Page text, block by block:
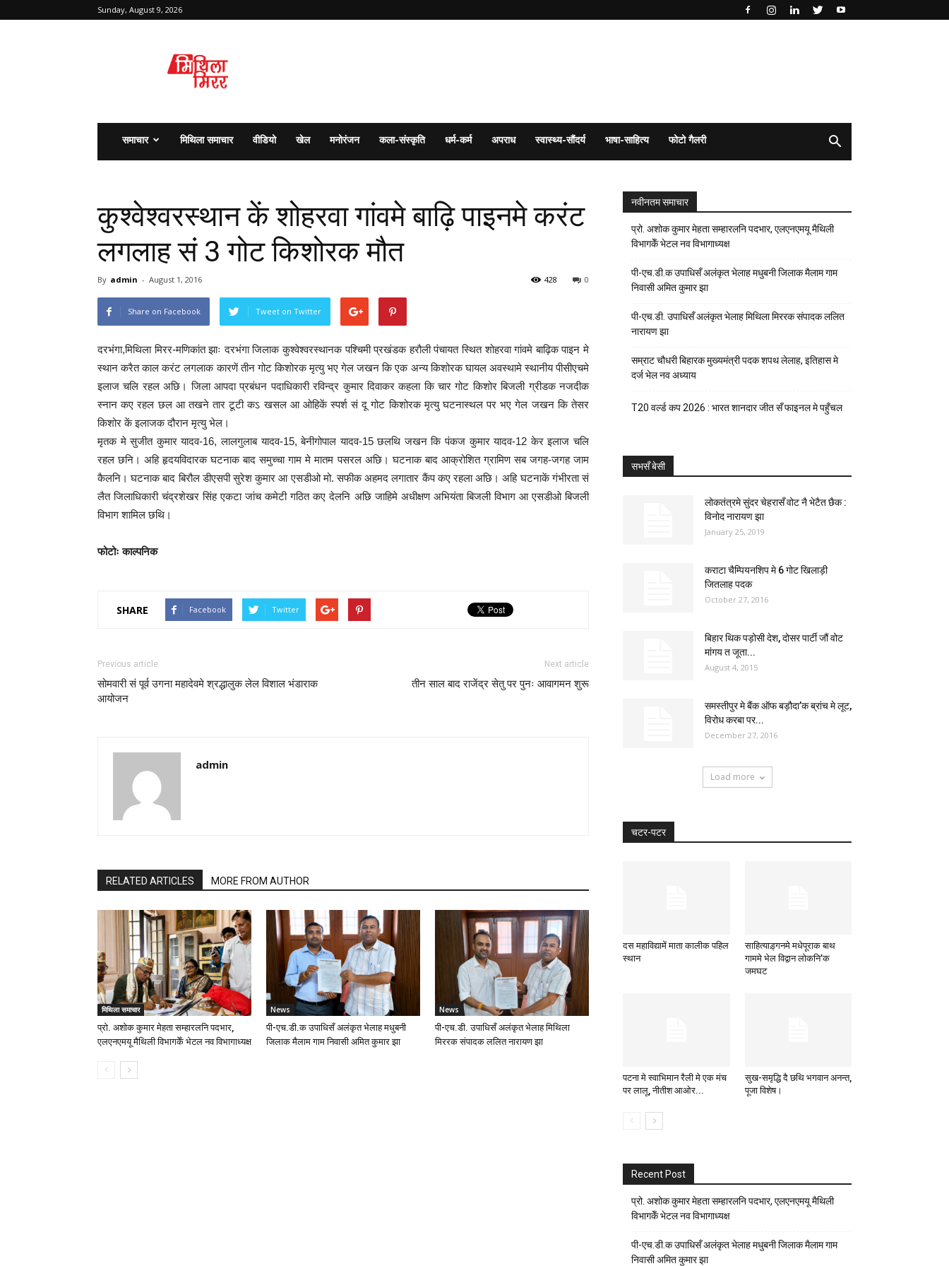
Sunday, August 9, 2026
समाचार मिथिला समाचार वीडियो खेल मनोरंजन कला-संस्कृति धर्म-कर्म अपराध स्वास्थ्य-सौंदर्य भाषा-साहित्य फोटो गैलरी
कुश्वेश्वरस्थान कें शोहरवा गांवमे बाढ़ि पाइनमे करंट
लगलाह सं 3 गोट किशोरक मौत
By admin - August 1, 2016 0
428
Share on Facebook Tweet on Twitter
दरभंगा,मिथिला मिरर-मणिकांत झाः दरभंगा जिलाक कुश्वेश्वरस्थानक पश्चिमी प्रखंडक हरौली पंचायत स्थित शोहरवा गांवमे बाढ़िक पाइन मे
स्थान करैत काल करंट लगलाक कारणें तीन गोट किशोरक मृत्यु भए गेल जखन कि एक अन्य किशोरक घायल अवस्थामे स्थानीय पीसीएचमे
इलाज चलि रहल अछि। जिला आपदा प्रबंधन पदाधिकारी रविन्द्र कुमार दिवाकर कहला कि चार गोट किशोर बिजली ग्रीडक नजदीक
स्नान कए रहल छल आ तखने तार टूटी कऽ खसल आ ओहिकें स्पर्श सं दू गोट किशोरक मृत्यु घटनास्थल पर भए गेल जखन कि तेसर
किशोर कें इलाजक दौरान मृत्यु भेल।
मृतक मे सुजीत कुमार यादव-16, लालगुलाब यादव-15, बेनीगोपाल यादव-15 छलथि जखन कि पंकज कुमार यादव-12 केर इलाज चलि
रहल छनि। अहि हृदयविदारक घटनाक बाद समुच्चा गाम मे मातम पसरल अछि। घटनाक बाद आक्रोशित ग्रामिण सब जगह-जगह जाम
कैलनि। घटनाक बाद बिरौल डीएसपी सुरेश कुमार आ एसडीओ मो. सफीक अहमद लगातार कैंप कए रहला अछि। अहि घटनाकें गंभीरता सं
लैत जिलाधिकारी चंद्रशेखर सिंह एकटा जांच कमेटी गठित कए देलनि अछि जाहिमे अधीक्षण अभियंता बिजली विभाग आ एसडीओ बिजली
विभाग शामिल छथि।
फोटोः काल्पनिक
SHARE Facebook Twitter
Previous article
सोमवारी सं पूर्व उगना महादेवमे श्रद्धालुक लेल विशाल भंडाराक
आयोजन
Next article
तीन साल बाद राजेंद्र सेतु पर पुनः आवागमन शुरू
admin
RELATED ARTICLES MORE FROM AUTHOR
मिथिला समाचार
प्रो. अशोक कुमार मेहता सम्हारलनि पदभार,
एलएनएमयू मैथिली विभागकेँ भेटल नव विभागाध्यक्ष
News
पी-एच.डी.क उपाधिसँ अलंकृत भेलाह मधुबनी
जिलाक मैलाम गाम निवासी अमित कुमार झा
News
पी-एच.डी. उपाधिसँ अलंकृत भेलाह मिथिला
मिररक संपादक ललित नारायण झा
नवीनतम समाचार
प्रो. अशोक कुमार मेहता सम्हारलनि पदभार, एलएनएमयू मैथिली
विभागकेँ भेटल नव विभागाध्यक्ष
पी-एच.डी.क उपाधिसँ अलंकृत भेलाह मधुबनी जिलाक मैलाम गाम
निवासी अमित कुमार झा
पी-एच.डी. उपाधिसँ अलंकृत भेलाह मिथिला मिररक संपादक ललित
नारायण झा
सम्राट चौधरी बिहारक मुख्यमंत्री पदक शपथ लेलाह, इतिहास मे
दर्ज भेल नव अध्याय
T20 वर्ल्ड कप 2026 : भारत शानदार जीत सँ फाइनल मे पहुँचल
सभसँ बेसी
लोकतंत्रमे सुंदर चेहरासँ वोट नै भेटैत छैक :
विनोद नारायण झा
January 25, 2019
कराटा चैम्पियनशिप मे 6 गोट खिलाड़ी
जितलाह पदक
October 27, 2016
बिहार थिक पड़ोसी देश, दोसर पार्टी जौं वोट
मांगय त जूता...
August 4, 2015
समस्तीपुर मे बैंक ऑफ बड़ौदा’क ब्रांच मे लूट,
विरोध करबा पर...
December 27, 2016
Load more
चटर-पटर
दस महाविद्यामें माता कालीक पहिल
स्थान
साहित्याड़्गनमे मधेपूराक बाथ
गाममे भेल विद्वान लोकनि’क
जमघट
पटना मे स्वाभिमान रैली मे एक मंच
पर लालू, नीतीश आओर...
सुख-समृद्धि दै छथि भगवान अनन्त,
पूजा विशेष।
Recent Post
प्रो. अशोक कुमार मेहता सम्हारलनि पदभार, एलएनएमयू मैथिली
विभागकेँ भेटल नव विभागाध्यक्ष
पी-एच.डी.क उपाधिसँ अलंकृत भेलाह मधुबनी जिलाक मैलाम गाम
निवासी अमित कुमार झा